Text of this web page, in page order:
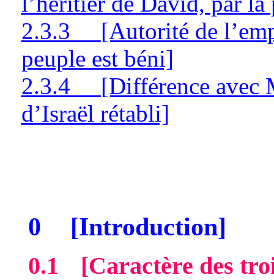
2.3.3
[Autorité de
peuple est béni]
2.3.4
[Différence avec
d’Israël rétabli]
0 [Introduction]
0.1
[Caractère des